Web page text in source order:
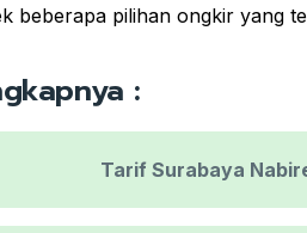
beberapa pilihan ongkir yang
:
Tarif Surabaya